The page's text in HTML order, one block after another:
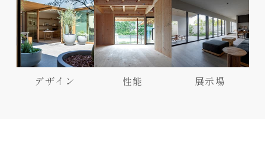
デザイン 性能 展示場